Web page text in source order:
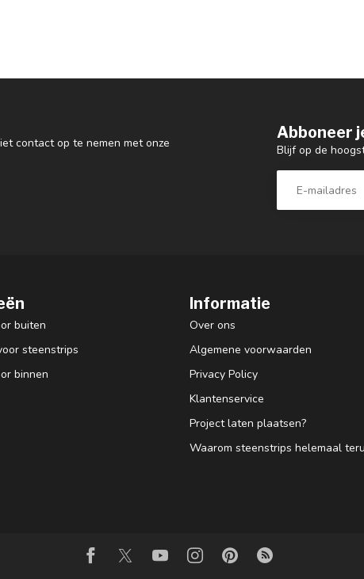
contact op te nemen met onze
Abboneer
Blijf op de
buiten
steenstrips
binnen
Informatie
Over ons
Algemene voorwaarden
Privacy Policy
Klantenservice
Project laten plaatsen?
Waarom steenstrips helemaal